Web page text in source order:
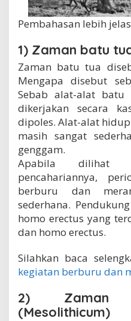
Pembahasan lebih
1) Zaman batu
Zaman batu tua
Mengapa disebut
Sebab alat-alat batu
dikerjakan secara
dipoles. Alat-alat
masih sangat
genggam.
Apabila dilihat
pencahariannya,
berburu dan
sederhana.
homo erectus yang
dan homo erectus.
Silahkan baca
kegiatan berburu dan
2) Zaman
(Mesolithicum)